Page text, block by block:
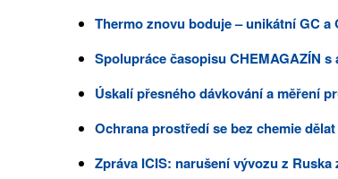
Thermo znovu boduje – unikátní GC
Spolupráce časopisu CHEMAGAZÍN
Úskalí přesného dávkování a měření
Ochrana prostředí se bez chemie
Zpráva ICIS: narušení vývozu z